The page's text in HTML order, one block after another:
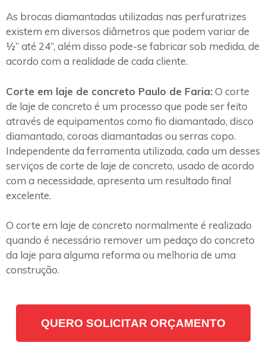
As brocas diamantadas utilizadas nas perfuratrizes
existem em diversos diâmetros que podem variar de
½” até 24”, além disso pode-se fabricar sob medida, de
acordo com a realidade de cada cliente.
Corte em laje de concreto Paulo de Faria: O corte
de laje de concreto é um processo que pode ser feito
através de equipamentos como fio diamantado, disco
diamantado, coroas diamantadas ou serras copo.
Independente da ferramenta utilizada, cada um desses
serviços de corte de laje de concreto, usado de acordo
com a necessidade, apresenta um resultado final
excelente.
O corte em laje de concreto normalmente é realizado
quando é necessário remover um pedaço do concreto
da laje para alguma reforma ou melhoria de uma
construção.
QUERO SOLICITAR ORÇAMENTO